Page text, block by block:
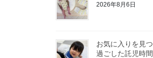
2026年8月6日
お気に入りを見
過ごした託児時間